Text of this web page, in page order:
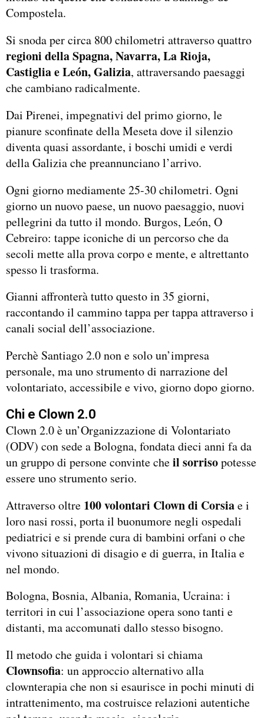
Compostela.
Si snoda per circa 800 chilometri attraverso quattro
regioni della Spagna, Navarra, La Rioja,
Castiglia e León, Galizia, attraversando paesaggi
che cambiano radicalmente.
Dai Pirenei, impegnativi del primo giorno, le
pianure sconfinate della Meseta dove il silenzio
diventa quasi assordante, i boschi umidi e verdi
della Galizia che preannunciano l’arrivo.
Ogni giorno mediamente 25-30 chilometri. Ogni
giorno un nuovo paese, un nuovo paesaggio, nuovi
pellegrini da tutto il mondo. Burgos, León, O
Cebreiro: tappe iconiche di un percorso che da
secoli mette alla prova corpo e mente, e altrettanto
spesso li trasforma.
Gianni affronterà tutto questo in 35 giorni,
raccontando il cammino tappa per tappa attraverso i
canali social dell’associazione.
Perchè Santiago 2.0 non e solo un’impresa
personale, ma uno strumento di narrazione del
volontariato, accessibile e vivo, giorno dopo giorno.
Chi e Clown 2.0
Clown 2.0 è un’Organizzazione di Volontariato
(ODV) con sede a Bologna, fondata dieci anni fa da
un gruppo di persone convinte cheil sorrisopotesse
essere uno strumento serio.
Attraverso oltre 100 volontari Clown di Corsiae i
loro nasi rossi, porta il buonumore negli ospedali
pediatrici e si prende cura di bambini orfani o che
vivono situazioni di disagio e di guerra, in Italia e
nel mondo.
Bologna, Bosnia, Albania, Romania, Ucraina: i
territori in cui l’associazione opera sono tanti e
distanti, ma accomunati dallo stesso bisogno.
Il metodo che guida i volontari si chiama
Clownsofia: un approccio alternativo alla
clownterapia che non si esaurisce in pochi minuti di
intrattenimento, ma costruisce relazioni autentiche